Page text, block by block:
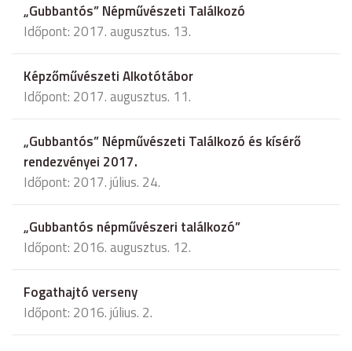
„Gubbantós” Népművészeti Találkozó
Időpont: 2017. augusztus. 13.
Képzőművészeti Alkotótábor
Időpont: 2017. augusztus. 11.
„Gubbantós” Népművészeti Találkozó és kísérő
rendezvényei 2017.
Időpont: 2017. július. 24.
„Gubbantós népművészeri találkozó”
Időpont: 2016. augusztus. 12.
Fogathajtó verseny
Időpont: 2016. július. 2.